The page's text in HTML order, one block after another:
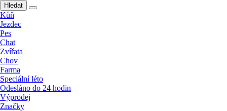
Hledat
Kůň
Jezdec
Pes
Chat
Zvířata
Chov
Farma
Speciální léto
Odesláno do 24 hodin
Výprodej
Značky